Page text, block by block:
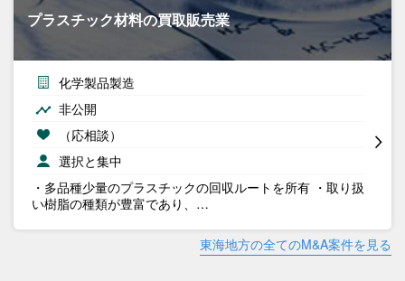
プラスチック材料の買取販売業
化学製品製造
非公開
（応相談）
選択と集中
・多品種少量のプラスチックの回収ルートを所有 ・取り扱
い樹脂の種類が豊富であり、…
東海地方の全てのM&A案件を見る